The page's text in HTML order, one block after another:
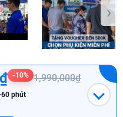
›
-10% 1,990,000₫
phút